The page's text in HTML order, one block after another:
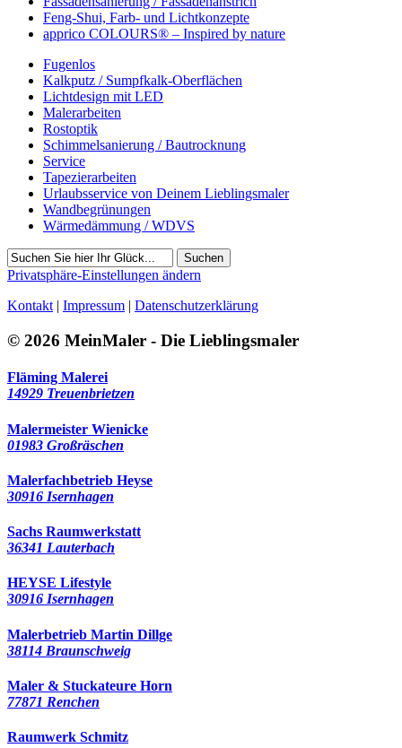
Feng-Shui, Farb- und Lichtkonzepte
apprico COLOURS® – Inspired by nature
Fugenlos
Kalkputz / Sumpfkalk-Oberflächen
Lichtdesign mit LED
Malerarbeiten
Rostoptik
Schimmelsanierung / Bautrocknung
Service
Tapezierarbeiten
Urlaubsservice von Deinem Lieblingsmaler
Wandbegrünungen
Wärmedämmung / WDVS
Suchen
Privatsphäre-Einstellungen ändern
Kontakt| Impressum | Datenschutzerklärung
© 2026 MeinMaler - Die Lieblingsmaler
Fläming Malerei
14929 Treuenbrietzen
Malermeister Wienicke
01983 Großräschen
Malerfachbetrieb Heyse
30916 Isernhagen
Sachs Raumwerkstatt
36341 Lauterbach
HEYSE Lifestyle
30916 Isernhagen
Malerbetrieb Martin Dillge
38114 Braunschweig
Maler & Stuckateure Horn
77871 Renchen
Raumwerk Schmitz